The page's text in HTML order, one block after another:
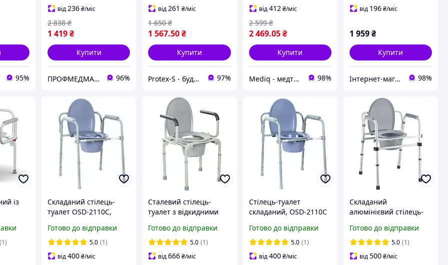
95%
від236₴/міс
1 419₴
2 838 ₴
Купити
ПРОФМЕДМАРКЕТ 96%
від261 ₴/міс
1 567.50₴
1 650 ₴
Купити
Protex-S - будівельний інтернет-магазин 97%
від412 ₴/міс
2 469.05 ₴
2 599 ₴
Купити
Mediq - медтехніка товари для здоров'я 98%
від 196₴/міс
1 959₴
Купити
Інтернет-магазин медтехніки та товарів для здоров'я ВаМторг 98%
із
(1)
Складаний стілець-
туалет OSD-2110C,
Готово до відправки
5.0 (1)
від400₴/міс
Сталевий стілець-
туалет з відкидними
Готово до відправки
5.0 (1)
від666₴/міс
Стілець-туалет
складаний, OSD-2110C
Готово до відправки
5.0 (1)
від400 ₴/міс
Складаний
алюмінієвий стілець-
Готово до відправки
5.0 (1)
від500₴/міс